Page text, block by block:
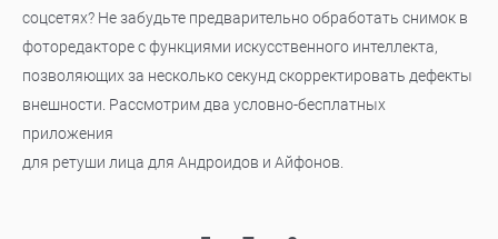
соцсетях? Не забудьте предварительно обработать снимок в
фоторедакторе с функциями искусственного интеллекта,
позволяющих за несколько секунд скорректировать дефекты
внешности. Рассмотрим два условно-бесплатных
приложения
для ретуши лица для Андроидов и Айфонов.